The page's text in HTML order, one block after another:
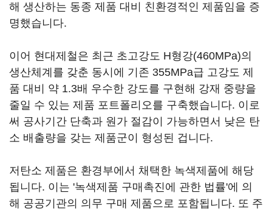
해 생산하는 동종 제품 대비 친환경적인 제품임을 증
명했습니다.
이어 현대제철은 최근 초고강도 H형강(460MPa)의
생산체계를 갖춘 동시에 기존 355MPa급 고강도 제
품 대비 약 1.3배 우수한 강도를 구현해 강재 중량을
줄일 수 있는 제품 포트폴리오를 구축했습니다. 이로
써 공사기간 단축과 원가 절감이 가능하면서 낮은 탄
소 배출량을 갖는 제품군이 형성된 겁니다.
저탄소 제품은 환경부에서 채택한 녹색제품에 해당
됩니다. 이는 '녹색제품 구매촉진에 관한 법률'에 의
해 공공기관의 의무 구매 제품으로 포함됩니다. 또 주